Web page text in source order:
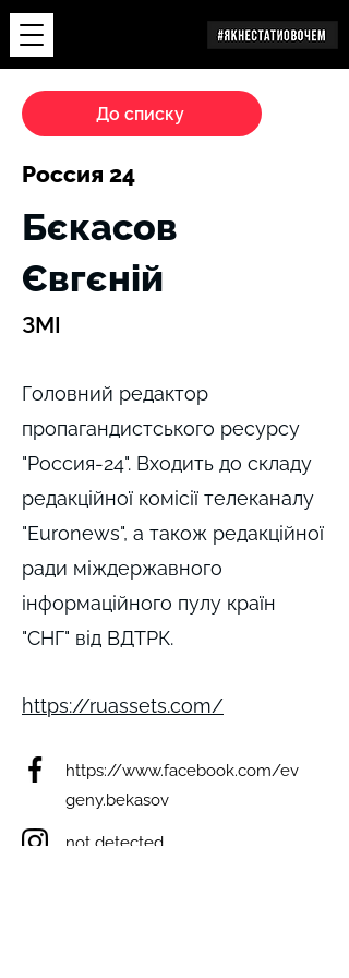
До списку
Россия 24
ЗМІ
Бєкасов
Євгєній
Головний редактор
пропагандистського ресурсу
"Россия-24". Входить до складу
редакційної комісії телеканалу
"Euronews", а також редакційної
ради міждержавного
інформаційного пулу країн
"СНГ" від ВДТРК.
https://ruassets.com/
https://www.facebook.com/ev
geny.bekasov
not detected